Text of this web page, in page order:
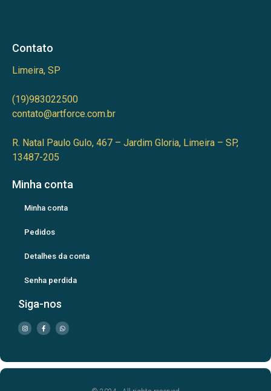
Contato
Limeira, SP
(19)983022500
contato@artforce.com.br
R. Natal Paulo Gulo, 467 – Jardim Gloria, Limeira – SP,
13487-205
Minha conta
Minha conta
Pedidos
Detalhes da conta
Senha perdida
Siga-nos